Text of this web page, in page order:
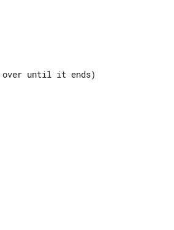
|
|
until it ends)
|
0-------|
|
|